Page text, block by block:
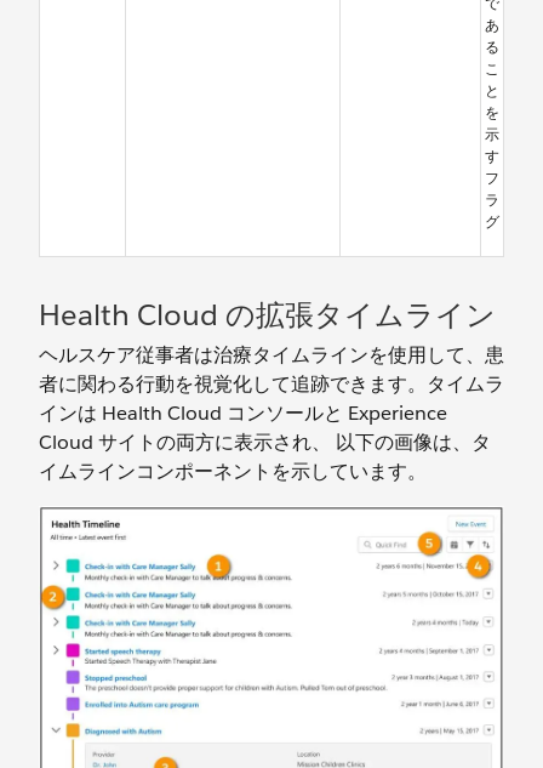
あ
る
こ
と
を
示
す
フ
ラ
グ
Health Cloud の拡張タイムライン
ヘルスケア従事者は治療タイムラインを使用して、患
者に関わる行動を視覚化して追跡できます。タイムラ
インは Health Cloud コンソールと Experience
Cloud サイトの両方に表示され、 以下の画像は、タ
イムラインコンポーネントを示しています。